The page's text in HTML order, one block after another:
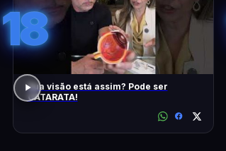
18
Sua visão está assim? Pode ser
CATARATA!